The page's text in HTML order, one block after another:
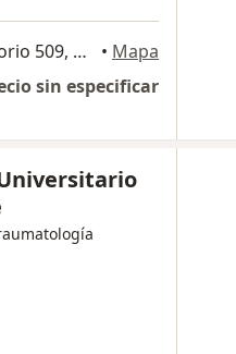
Cra. 18 12-75 Torre 2 Consultorio 509, Pereira • Mapa
sin especificar